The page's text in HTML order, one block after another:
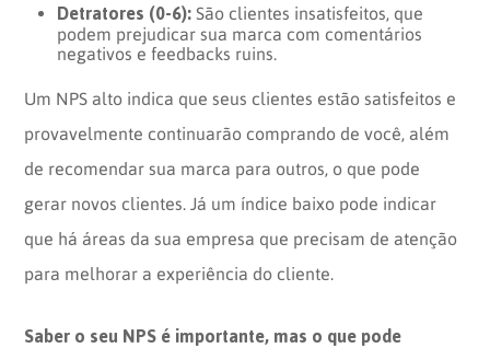
Detratores (0-6):São clientes insatisfeitos, que
podem prejudicar sua marca com comentários
negativos e feedbacks ruins.
Um NPS alto indica que seus clientes estão satisfeitos e
provavelmente continuarão comprando de você, além
de recomendar sua marca para outros, o que pode
gerar novos clientes. Já um índice baixo pode indicar
que há áreas da sua empresa que precisam de atenção
para melhorar a experiência do cliente.
Saber o seu NPS é importante, mas o que pode